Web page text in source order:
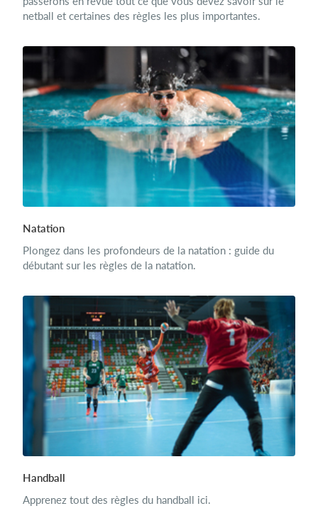
netball et certaines des règles les plus importantes.
Natation
Plongez dans les profondeurs de la natation : guide du
débutant sur les règles de la natation.
Handball
Apprenez tout des règles du handball ici.